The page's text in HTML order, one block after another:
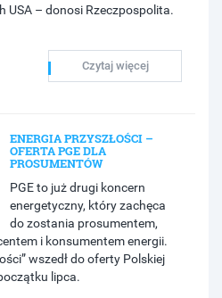
USA – donosi Rzeczpospolita.
Czytaj więcej
ENERGIA PRZYSZŁOŚCI –
OFERTA PGE DLA
PROSUMENTÓW
PGE to już drugi koncern
energetyczny, który zachęca
do zostania prosumentem,
i konsumentem energii.
wszedł do oferty Polskiej
lipca.